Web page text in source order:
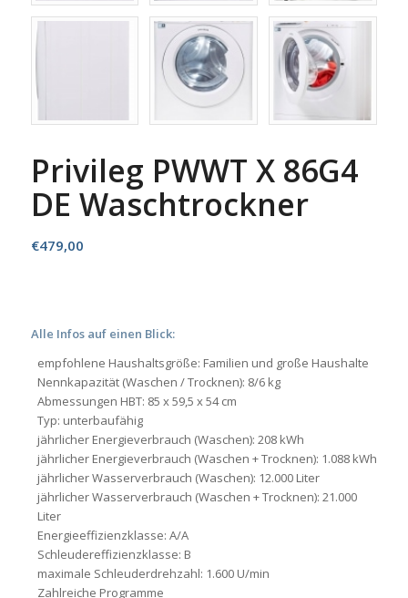
Privileg PWWT X 86G4
DE Waschtrockner
€479,00
Alle Infos auf einen Blick:
empfohlene Haushaltsgröße: Familien und große Haushalte
Nennkapazität (Waschen / Trocknen): 8/6 kg
Abmessungen HBT: 85 x 59,5 x 54 cm
Typ: unterbaufähig
jährlicher Energieverbrauch (Waschen): 208 kWh
jährlicher Energieverbrauch (Waschen + Trocknen): 1.088 kWh
jährlicher Wasserverbrauch (Waschen): 12.000 Liter
jährlicher Wasserverbrauch (Waschen + Trocknen): 21.000
Liter
Energieeffizienzklasse: A/A
Schleudereffizienzklasse: B
maximale Schleuderdrehzahl: 1.600 U/min
Zahlreiche Programme